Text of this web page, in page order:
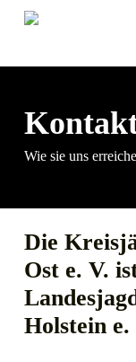
Skip
Wie sie uns
Die
Ost e. V.
Holstein e.